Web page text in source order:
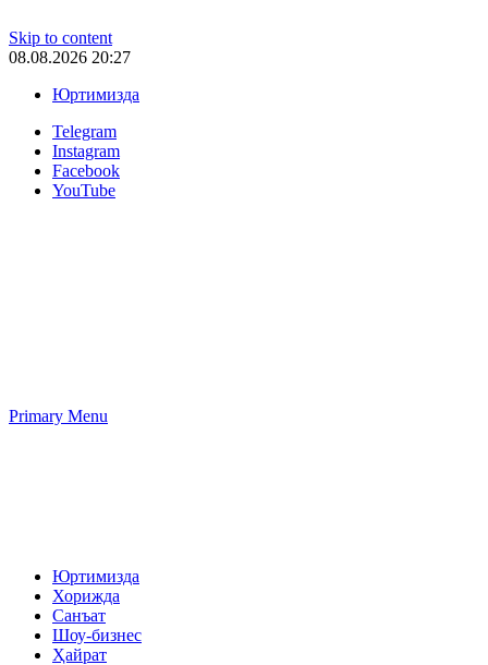
Skip to content
08.08.2026 20:27
Юртимизда
Telegram
Instagram
Facebook
YouTube
Primary Menu
Юртимизда
Хорижда
Санъат
Шоу-бизнес
Ҳайрат